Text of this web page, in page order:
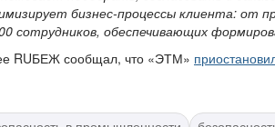
бизнес-процессы клиента: от
сотрудников, обеспечивающих
RUБЕЖ сообщал, что «ЭТМ»